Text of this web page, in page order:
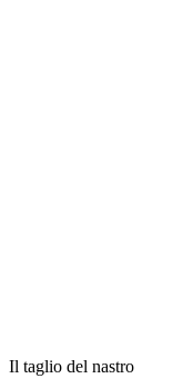
Il taglio del nastro